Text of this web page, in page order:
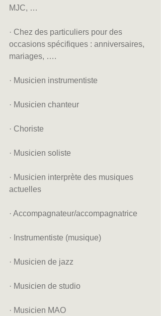
MJC, …
· Chez des particuliers pour des
occasions spécifiques : anniversaires,
mariages, ….
· Musicien instrumentiste
· Musicien chanteur
· Choriste
· Musicien soliste
· Musicien interprète des musiques
actuelles
· Accompagnateur/accompagnatrice
· Instrumentiste (musique)
· Musicien de jazz
· Musicien de studio
· Musicien MAO